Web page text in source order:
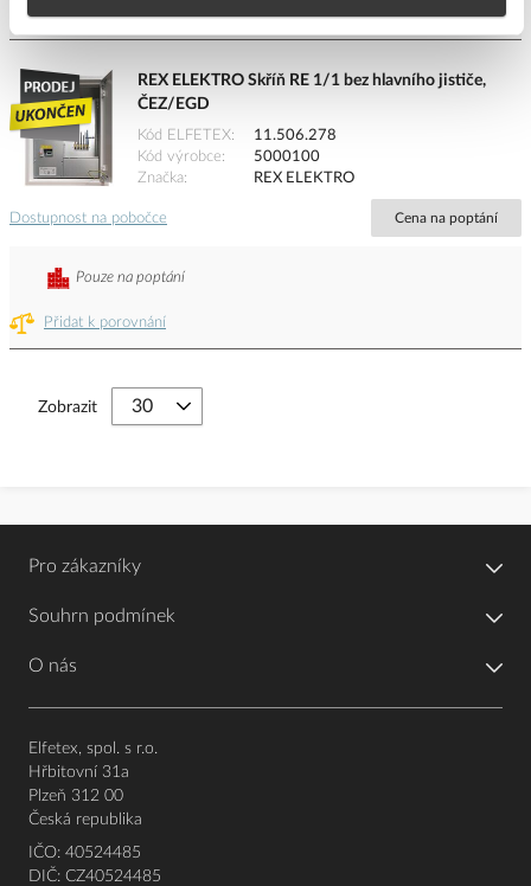
Přidat k porovnání
REX ELEKTRO Skříň RE 1/1 bez hlavního jističe,
ČEZ/EGD
Kód ELFETEX
11.506.278
Kód výrobce
5000100
Značka
REX ELEKTRO
Dostupnost na pobočce Cena na poptání
Přidat k porovnání
Pouze na poptání
Zobrazit
Pro zákazníky
Souhrn podmínek
O nás
Elfetex, spol. s r.o.
Hřbitovní 31a
Plzeň 312 00
Česká republika
IČO: 40524485
DIČ: CZ40524485